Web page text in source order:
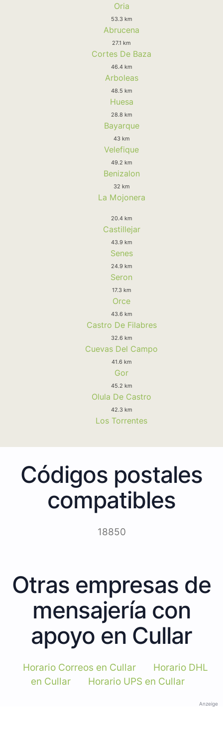
Oria
53.3 km
Abrucena
27.1 km
Cortes De Baza
46.4 km
Arboleas
48.5 km
Huesa
28.8 km
Bayarque
43 km
Velefique
49.2 km
Benizalon
32 km
La Mojonera
20.4 km
Castillejar
43.9 km
Senes
24.9 km
Seron
17.3 km
Orce
43.6 km
Castro De Filabres
32.6 km
Cuevas Del Campo
41.6 km
Gor
45.2 km
Olula De Castro
42.3 km
Los Torrentes
Códigos postales
compatibles
18850
Otras empresas de
mensajería con
apoyo en Cullar
Horario Correos en Cullar
Horario DHL
en Cullar
Horario UPS en Cullar
Anzeige